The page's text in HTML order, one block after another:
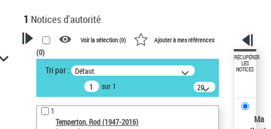
1 Notices d'autorité
VOTRE RECHERCHE
Recherche avancée dans les
notices d’autorité
Œuvres liées à l'auteur :
Temperton, Rod (1947-2016)
Voir la sélection (0) Ajouter à mes références
(0)
Tri par : Défaut
sur 1
20
résultats/page
1
Temperton, Rod (1947-2016)
RÉCUPÉRER
LES
NOTICES
Ma